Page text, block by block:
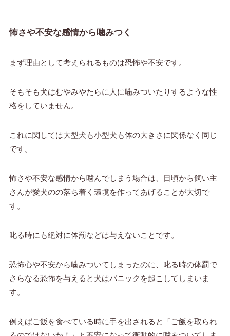
怖さや不安な感情から噛みつく
まず理由として考えられるものは恐怖や不安です。
そもそも犬はむやみやたらに人に噛みついたりするような性
格をしていません。
これに関しては大型犬も小型犬も体の大きさに関係なく同じ
です。
怖さや不安な感情から噛んでしまう場合は、日頃から飼い主
さんが愛犬のの落ち着く環境を作ってあげることが大切で
す。
叱る時にも絶対に体罰などは与えないことです。
恐怖心や不安から噛みついてしまったのに、叱る時の体罰で
さらなる恐怖を与えると犬はパニックを起こしてしまいま
す。
例えばご飯を食べている時に手を出されると「ご飯を取られ